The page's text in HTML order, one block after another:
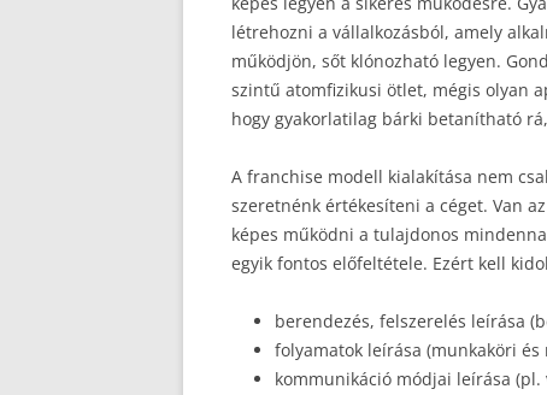
létrehozni a vállalkozásból, amely
működjön, sőt klónozható legyen.
szintű atomfizikusi ötlet, mégis olyan
hogy gyakorlatilag bárki betanítható
A franchise modell kialakítása nem
szeretnénk értékesíteni a céget. Van
képes működni a tulajdonos
egyik fontos előfeltétele. Ezért kell
berendezés, felszerelés leírása
folyamatok leírása (munkaköri
kommunikáció módjai leírása (pl.